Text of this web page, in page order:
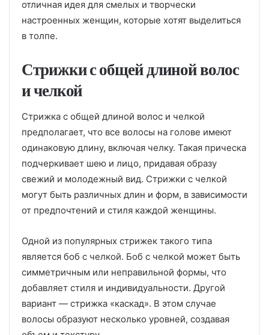
отличная идея для смелых и творчески
настроенных женщин, которые хотят выделиться
в толпе.
Стрижки с общей длиной волос
и челкой
Стрижка с общей длиной волос и челкой
предполагает, что все волосы на голове имеют
одинаковую длину, включая челку. Такая прическа
подчеркивает шею и лицо, придавая образу
свежий и молодежный вид. Стрижки с челкой
могут быть различных длин и форм, в зависимости
от предпочтений и стиля каждой женщины.
Одной из популярных стрижек такого типа
является боб с челкой. Боб с челкой может быть
симметричным или неправильной формы, что
добавляет стиля и индивидуальности. Другой
вариант — стрижка «каскад». В этом случае
волосы образуют несколько уровней, создавая